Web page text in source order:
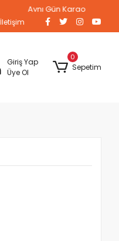
Aynı Gün Kargo
İletişim
Giriş Yap
Üye Ol
0
Sepetim